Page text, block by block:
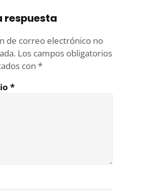
respuesta
de correo electrónico no
Los campos obligatorios
con *
*